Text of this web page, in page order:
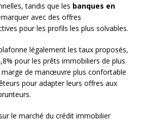
tandis que les banques en
avec des offres
pour les profils les plus solvables.
légalement les taux proposés,
pour les prêts immobiliers de plus
de manœuvre plus confortable
pour adapter leurs offres aux
le marché du crédit immobilier